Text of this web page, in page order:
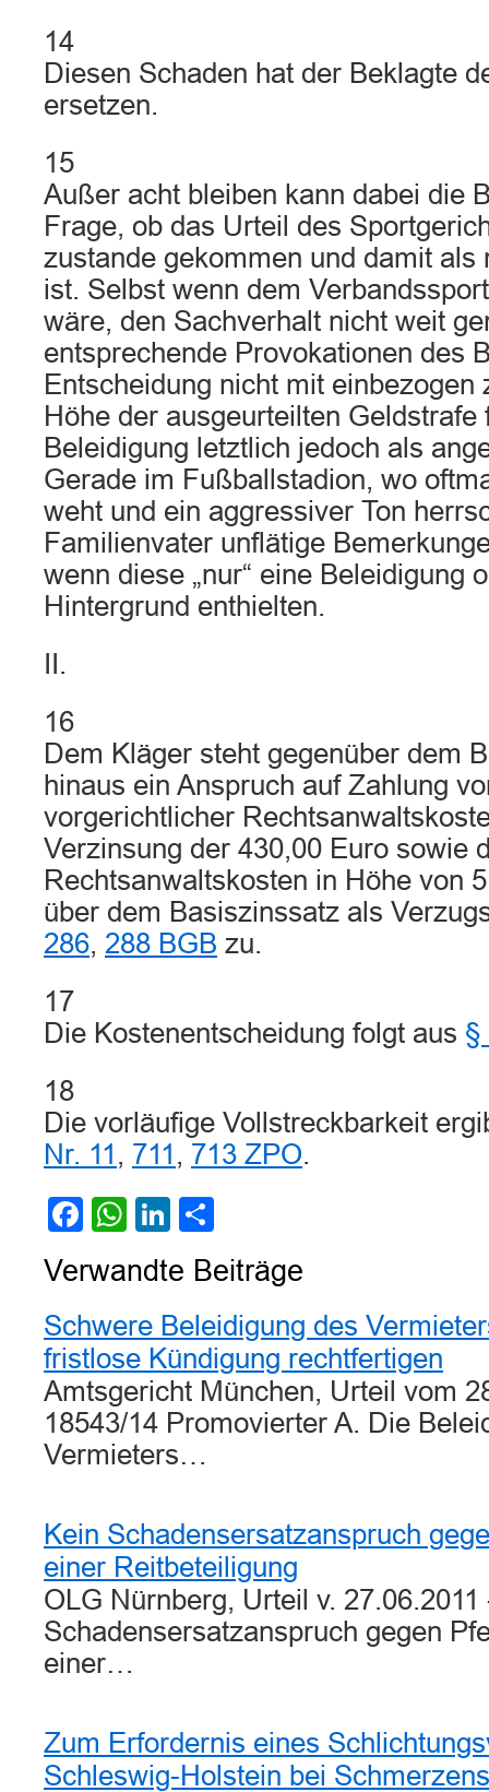
14
Diesen Schaden hat der Beklagte
ersetzen.
15
Außer acht bleiben kann dabei die
Frage, ob das Urteil des
zustande gekommen und damit als
ist. Selbst wenn dem
wäre, den Sachverhalt nicht weit
entsprechende Provokationen des
Entscheidung nicht mit einbezogen
Höhe der ausgeurteilten Geldstrafe
Beleidigung letztlich jedoch als
Gerade im Fußballstadion, wo
weht und ein aggressiver Ton
Familienvater unflätige
wenn diese „nur“ eine Beleidigung
Hintergrund enthielten.
II.
16
Dem Kläger steht gegenüber dem
hinaus ein Anspruch auf Zahlung
vorgerichtlicher
Verzinsung der 430,00 Euro sowie
Rechtsanwaltskosten in Höhe von
über dem Basiszinssatz als
286, 288 BGB zu.
17
Die Kostenentscheidung folgt aus §
18
Die vorläufige Vollstreckbarkeit
Nr. 11 , 711 , 713 ZPO.
Facebook
WhatsApp
LinkedIn
Verwandte Beiträge
Schwere Beleidigung des
fristlose Kündigung rechtfertigen
Amtsgericht München, Urteil vom
18543/14 Promovierter A. Die
Vermieters…
Kein Schadensersatzanspruch
einer Reitbeteiligung
OLG Nürnberg, Urteil v.
Schadensersatzanspruch gegen
einer…
Zum Erfordernis eines
Schleswig-Holstein bei